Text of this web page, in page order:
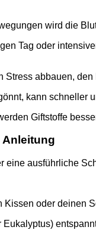
wird die
Tag oder
Stress abbauen,
kann schneller
Giftstoffe
Anleitung
eine ausführliche
Kissen oder deinen